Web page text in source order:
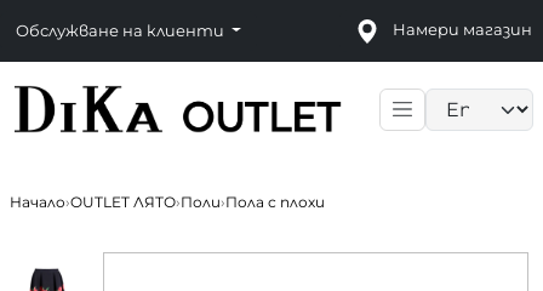
Обслужване на клиенти Намери магазин
Начало›OUTLET ЛЯТО›Поли›Пола с плохи